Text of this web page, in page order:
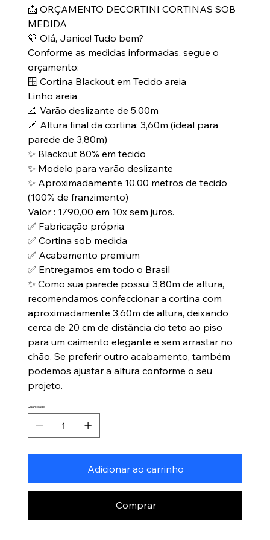
📩 ORÇAMENTO DECORTINI CORTINAS SOB
MEDIDA
💛 Olá, Janice! Tudo bem?
Conforme as medidas informadas, segue o
orçamento:
🪟 Cortina Blackout em Tecido areia
Linho areia
📐 Varão deslizante de 5,00m
📐 Altura final da cortina: 3,60m (ideal para
parede de 3,80m)
✨ Blackout 80% em tecido
✨ Modelo para varão deslizante
✨ Aproximadamente 10,00 metros de tecido
(100% de franzimento)
Valor : 1790,00 em 10x sem juros.
✅ Fabricação própria
✅ Cortina sob medida
✅ Acabamento premium
✅ Entregamos em todo o Brasil
✨ Como sua parede possui 3,80m de altura,
recomendamos confeccionar a cortina com
aproximadamente 3,60m de altura, deixando
cerca de 20 cm de distância do teto ao piso
para um caimento elegante e sem arrastar no
chão. Se preferir outro acabamento, também
podemos ajustar a altura conforme o seu
projeto.
Quantidade
Adicionar ao carrinho
Comprar